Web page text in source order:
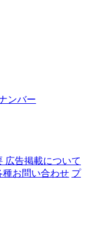
ンバー
広告掲載について
種お問い合わせ プ